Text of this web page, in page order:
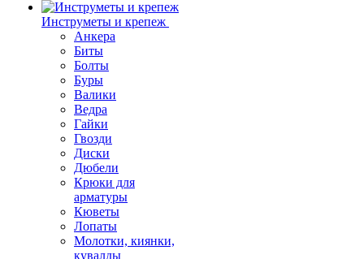
Инструметы и крепеж
Анкера
Биты
Болты
Буры
Валики
Ведра
Гайки
Гвозди
Диски
Дюбели
Крюки для
арматуры
Кюветы
Лопаты
Молотки, киянки,
кувалды